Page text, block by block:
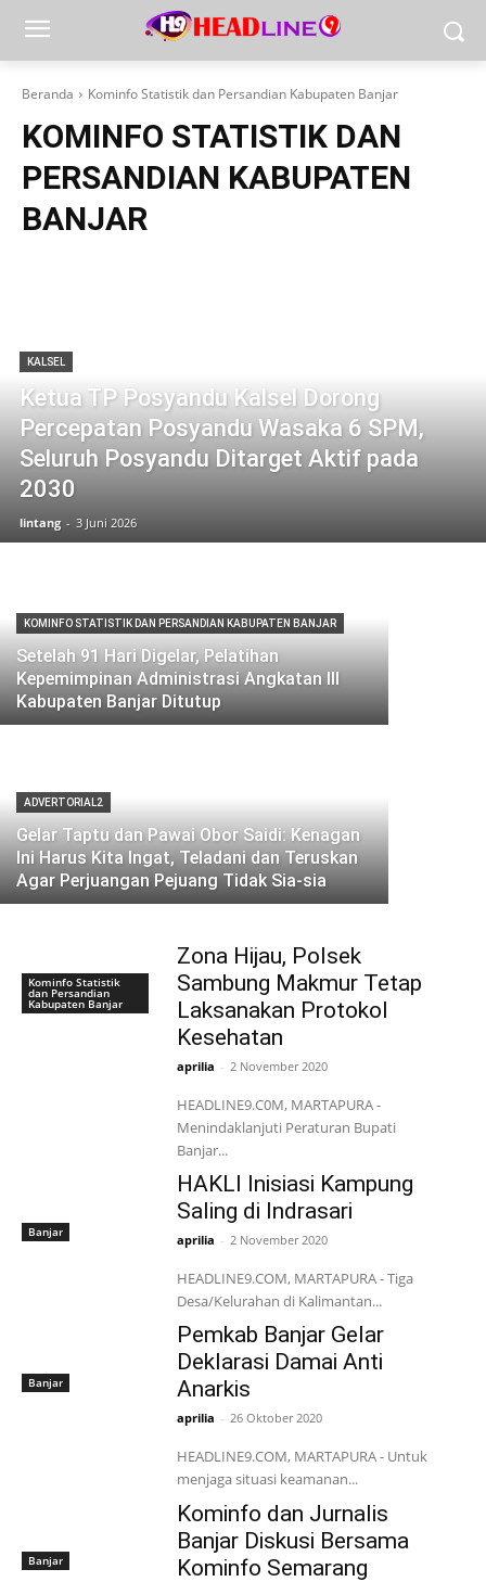
Beranda Kominfo Statistik dan Persandian Kabupaten Banjar
KOMINFO STATISTIK DAN
PERSANDIAN KABUPATEN
BANJAR
KALSEL
Ketua TP Posyandu Kalsel Dorong
Percepatan Posyandu Wasaka 6 SPM,
Seluruh Posyandu Ditarget Aktif pada
2030
lintang - 3 Juni 2026
KOMINFO STATISTIK DAN PERSANDIAN KABUPATEN BANJAR
Setelah 91 Hari Digelar, Pelatihan
Kepemimpinan Administrasi Angkatan III
Kabupaten Banjar Ditutup
ADVERTORIAL2
Gelar Taptu dan Pawai Obor Saidi: Kenagan
Ini Harus Kita Ingat, Teladani dan Teruskan
Agar Perjuangan Pejuang Tidak Sia-sia
Kominfo Statistik
dan Persandian
Kabupaten Banjar
Zona Hijau, Polsek
Sambung Makmur Tetap
Laksanakan Protokol
Kesehatan
aprilia - 2 November 2020
HEADLINE9.C0M, MARTAPURA -
Menindaklanjuti Peraturan Bupati
Banjar...
Banjar
HAKLI Inisiasi Kampung
Saling di Indrasari
aprilia - 2 November 2020
HEADLINE9.COM, MARTAPURA - Tiga
Desa/Kelurahan di Kalimantan...
Banjar
Pemkab Banjar Gelar
Deklarasi Damai Anti
Anarkis
aprilia - 26 Oktober 2020
HEADLINE9.COM, MARTAPURA - Untuk
menjaga situasi keamanan...
Banjar
Kominfo dan Jurnalis
Banjar Diskusi Bersama
Kominfo Semarang